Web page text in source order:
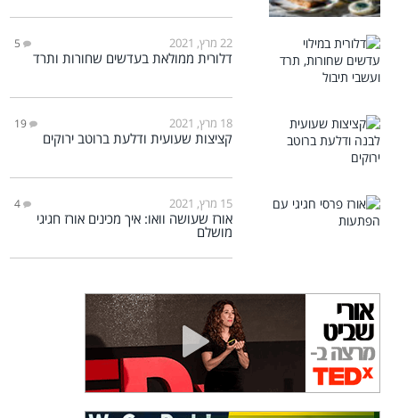
22 מרץ, 2021 5
דלורית ממולאת בעדשים שחורות ותרד
18 מרץ, 2021 19
קציצות שעועית ודלעת ברוטב ירוקים
15 מרץ, 2021 4
אורז שעושה וואו: איך מכינים אורז חגיגי
מושלם